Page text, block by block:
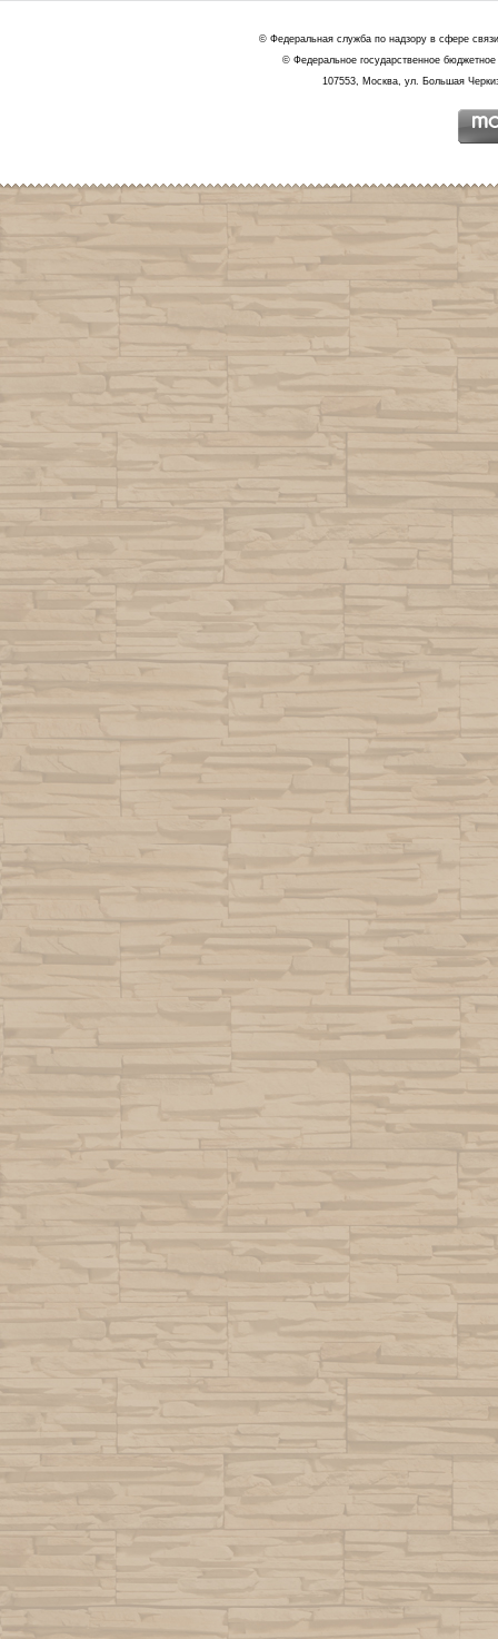
© Федеральная служба по надзору в сфере
© Федеральное государственное
107553, Москва, ул. Большая